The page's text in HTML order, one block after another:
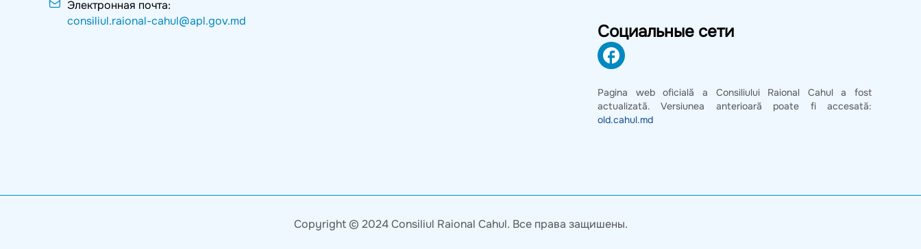
Электронная почта:
consiliul.raional-cahul@apl.gov.md
Социальные сети
Pagina web oficială a Consiliului Raional Cahul a fost
actualizată. Versiunea anterioară poate fi accesată:
old.cahul.md
Copyright © 2024 Consiliul Raional Cahul. Все права защишены.